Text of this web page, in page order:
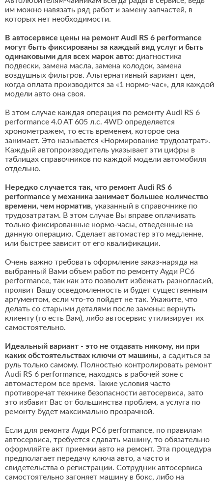
им можно навязать ряд работ и замену запчастей, в
которых нет необходимости.
В автосервисе цены на ремонт Audi RS 6 performance
могут быть фиксированы за каждый вид услуг и быть
одинаковыми для всех марок авто: диагностика
подвески, замена масла, замена колодок, замена
воздушных фильтров. Альтернативный вариант цен,
когда оплата производится за «1 нормо-час», для каждой
модели авто она своя.
В этом случае каждая операция по ремонту Audi RS 6
performance 4.0 AT 605 л.с. 4WD определяется
хронометражем, то есть временем, которое она
занимает. Это называется «Нормирование трудозатрат».
Каждый автопроизводитель указывает эти цифры в
таблицах справочников по каждой модели автомобиля
отдельно.
Нередко случается так, что ремонт Audi RS 6
performance у механика занимает большее количество
времени, чем норматив, указанный в справочнике по
трудозатратам. В этом случае Вы вправе оплачивать
только фиксированные нормо-часы, отведенные на
данную операцию. Сделает автомастер это медленне,
или быстрее зависит от его квалификации.
Очень важно требовать оформление заказ-наряда на
выбранный Вами объем работ по ремонту Ауди РС6
performance, так как это позволит избежать разногласий,
проявит Вашу осведомленность и будет существенным
аргументом, если что-то пойдет не так. Укажите, что
делать со старыми деталями после замены: вернуть
клиенту (то есть Вам), либо автосервис утилизирует их
самостоятельно.
Идеальный вариант - это не отдавать никому, ни при
каких обстоятельствах ключи от машины, а садиться за
руль только самому. Полностью контролировать ремонт
Audi RS 6 performance, находясь в рабочей зоне с
автомастером все время. Такие условия часто
противоречат технике безопасности автосервиса, зато
это избавит Вас от большинства проблем, а услуга по
ремонту будет максимально прозрачной.
Если для ремонта Ауди РС6 performance, по правилам
автосервиса, требуется сдавать машину, то обязательно
оформляйте акт приемки авто на ремонт. Эта процедура
предполагает передачу ключа авто, а часто и
свидетельства о регистрации. Сотрудник автосервиса
самостоятельно загоняет машину в бокс, либо на